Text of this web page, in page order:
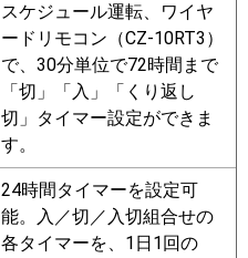
スケジュール運転、ワイヤ
ードリモコン（CZ-10RT3）
で、30分単位で72時間まで
「切」「入」「くり返し
切」タイマー設定ができま
す。
24時間タイマーを設定可
能。入／切／入切組合せの
各タイマーを、1日1回の